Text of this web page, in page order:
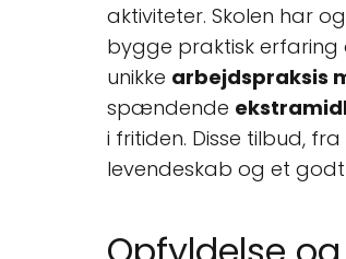
aktiviteter. Skolen har
bygge praktisk erfaring
unikke arbejdspraksis
spændende
i fritiden. Disse tilbud,
levendeskab og et godt